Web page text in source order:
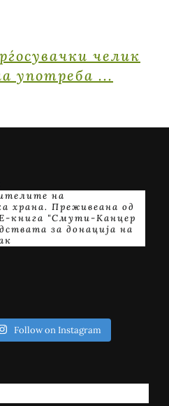
на
храна. Преживеана од
книга "Смути-Канцер
за донација на
Follow on Instagram